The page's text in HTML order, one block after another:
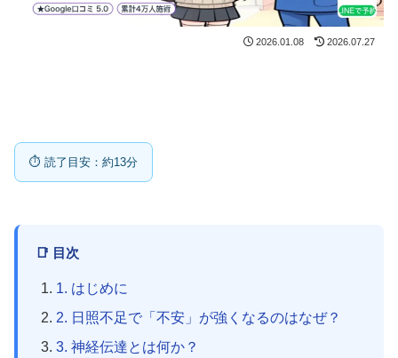
2026.01.08 2026.07.27
⏱ 読了目安：約13分
📑 目次
1. はじめに
2. 日照不足で「不安」が強くなるのはなぜ？
3. 神経伝達とは何か？